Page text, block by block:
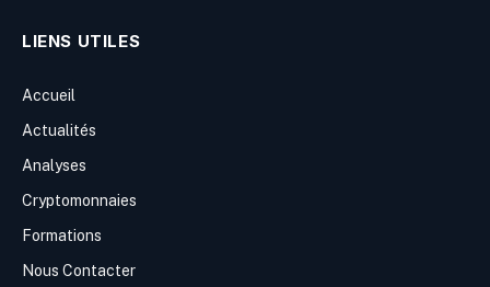
LIENS UTILES
Accueil
Actualités
Analyses
Cryptomonnaies
Formations
Nous Contacter